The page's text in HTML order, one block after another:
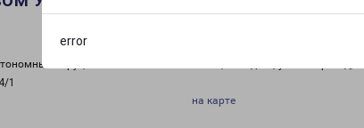
error
округ, Новый
1
на карте